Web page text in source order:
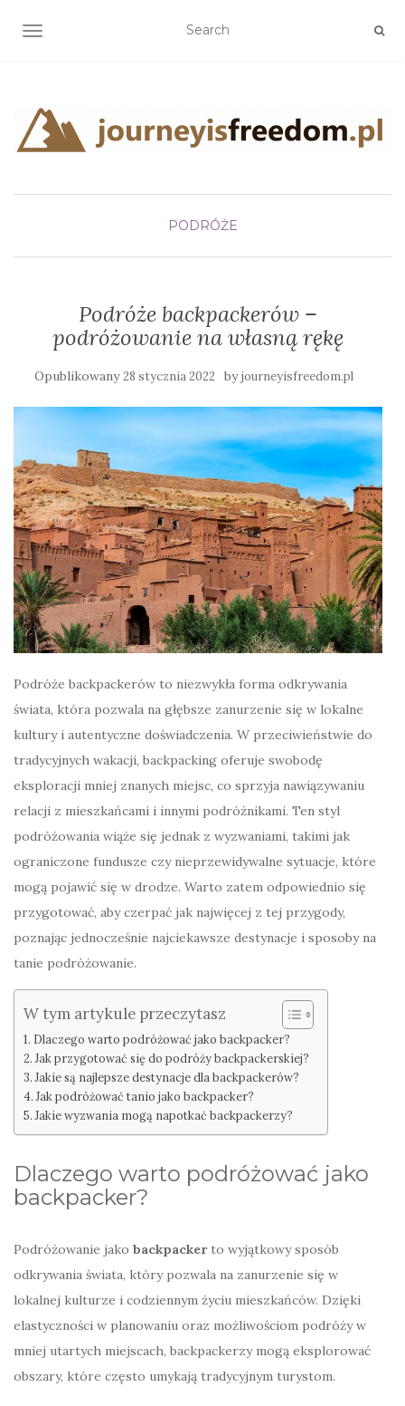
TOGGLE NAVIGATION
PODRÓŻE
Podróże backpackerów –
podróżowanie na własną rękę
Opublikowany28 stycznia 2022 byjourneyisfreedom.pl
Podróże backpackerów to niezwykła forma odkrywania
świata, która pozwala na głębsze zanurzenie się w lokalne
kultury i autentyczne doświadczenia. W przeciwieństwie do
tradycyjnych wakacji, backpacking oferuje swobodę
eksploracji mniej znanych miejsc, co sprzyja nawiązywaniu
relacji z mieszkańcami i innymi podróżnikami. Ten styl
podróżowania wiąże się jednak z wyzwaniami, takimi jak
ograniczone fundusze czy nieprzewidywalne sytuacje, które
mogą pojawić się w drodze. Warto zatem odpowiednio się
przygotować, aby czerpać jak najwięcej z tej przygody,
poznając jednocześnie najciekawsze destynacje i sposoby na
tanie podróżowanie.
W tym artykule przeczytasz
Dlaczego warto podróżować jako backpacker?
Jak przygotować się do podróży backpackerskiej?
Jakie są najlepsze destynacje dla backpackerów?
Jak podróżować tanio jako backpacker?
Jakie wyzwania mogą napotkać backpackerzy?
Dlaczego warto podróżować jako
backpacker?
Podróżowanie jako backpackerto wyjątkowy sposób
odkrywania świata, który pozwala na zanurzenie się w
lokalnej kulturze i codziennym życiu mieszkańców. Dzięki
elastyczności w planowaniu oraz możliwościom podróży w
mniej utartych miejscach, backpackerzy mogą eksplorować
obszary, które często umykają tradycyjnym turystom.